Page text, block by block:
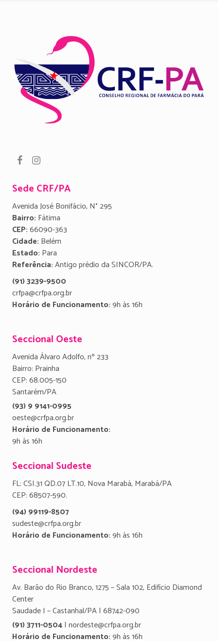
Sede CRF/PA
Avenida José Bonifácio, N° 295
Bairro: Fátima
CEP:66090-363
Cidade: Belém
Estado: Para
Referência:Antigo prédio da SINCOR/PA.
(91) 3239-9500
crfpa@crfpa.org.br
Horário de Funcionamento:9h às 16h
Seccional Oeste
Avenida Álvaro Adolfo, nº 233
Bairro: Prainha
CEP: 68.005-150
Santarém/PA
(93) 9 9141-0995
oeste@crfpa.org.br
Horário de Funcionamento:
9h às 16h
Seccional Sudeste
FL: CSI.31 QD.07 LT.10, Nova Marabá, Marabá/PA
CEP: 68507-590.
(94) 99119-8507
sudeste@crfpa.org.br
Horário de Funcionamento:9h às 16h
Seccional Nordeste
Av. Barão do Rio Branco, 1275 – Sala 102, Edifício Diamond
Center
Saudade I – Castanhal/PA | 68742-090
(91) 3711-0504| nordeste@crfpa.org.br
Horário de Funcionamento:9h às 16h